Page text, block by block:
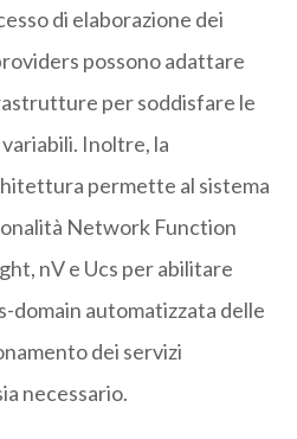
di elaborazione dei
possono adattare
per soddisfare le
Inoltre, la
permette al sistema
Network Function
nV e Ucs per abilitare
domain automatizzata delle
dei servizi
necessario.